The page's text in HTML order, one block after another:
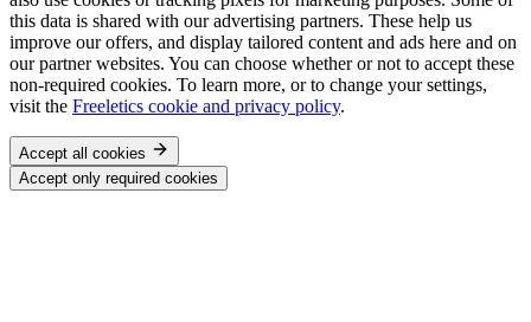
this data is shared with our advertising partners. These help us
improve our offers, and display tailored content and ads here and on
our partner websites. You can choose whether or not to accept these
non-required cookies. To learn more, or to change your settings,
visit the Freeletics cookie and privacy policy.
Accept all cookies
Accept only required cookies